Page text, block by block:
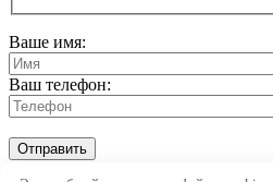
Ваше имя:
Ваш телефон: